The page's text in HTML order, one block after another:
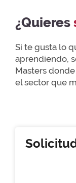
¿Quieres
Si te gusta lo
aprendiendo,
Masters
el sector que